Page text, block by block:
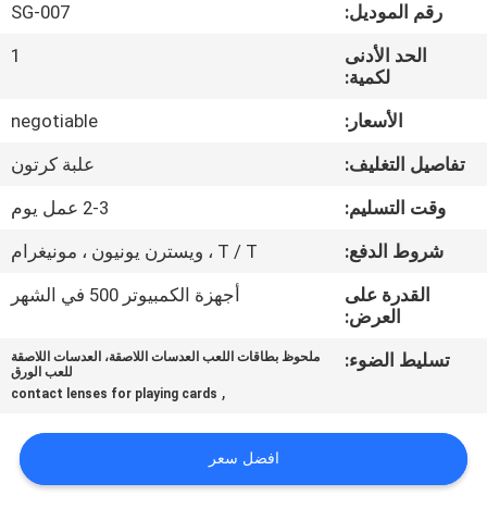
المعمل
الجودة
اتصل
اقتباس
خريطة
الموقع
رقم الموديل:
SG-007
الحد الأدنى
لكمية:
1
الأسعار:
negotiable
تفاصيل التغليف:
علبة كرتون
وقت التسليم:
2-3 عمل يوم
شروط الدفع:
T / T ، ويسترن يونيون ، مونيغرام
القدرة على
العرض:
أجهزة الكمبيوتر 500 في الشهر
تسليط الضوء:
ملحوظ بطاقات اللعب العدسات اللاصقة، العدسات اللاصقة
للعب الورق
,
contact lenses for playing cards
افضل سعر